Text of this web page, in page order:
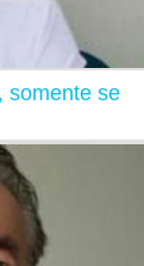
somente se